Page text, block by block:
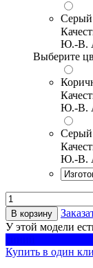
Серый
Ю.-В.
Выберите
Ю.-В.
Серый
Ю.-В.
В корзину
У этой модели
Купить в один